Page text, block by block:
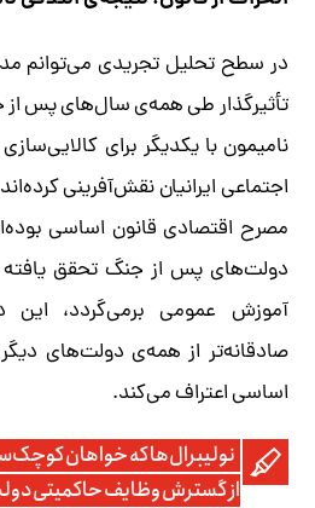
در سطح تحلیل تجریدی می‌توانم
تأثیرگذار طی همه‌ی سال‌های پس از
نامیمون با یکدیگر برای
اجتماعی ایرانیان نقش‌آفرینی
مصرح اقتصادی قانون اساسی
دولت‌های پس از جنگ تحقق یافته
آموزش عمومی برمی‌گردد،
صادقانه‌تر از همه‌ی دولت‌های
اساسی اعتراف می‌کند.
نولیبرال‌ها که خواهان
از گسترش وظایف حاکمیتی